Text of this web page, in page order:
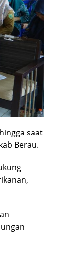
saat
Berau.